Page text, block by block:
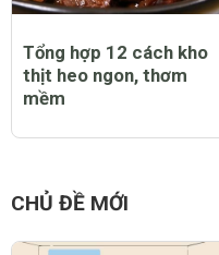
Tổng hợp 12 cách kho
thịt heo ngon, thơm
mềm
CHỦ ĐỀ MỚI